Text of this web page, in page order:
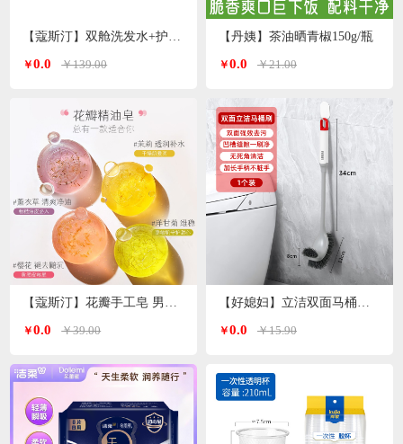
￥0.0 ￥139.00
￥0.0 ￥39.00
【丹姨】茶油晒青椒150g/瓶
￥0.0 ￥21.00
￥0.0 ￥15.90